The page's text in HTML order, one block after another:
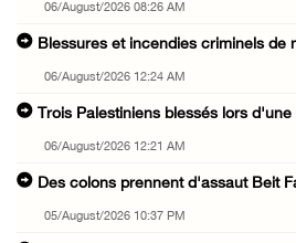
06/August/2026 08:26 AM
Blessures et incendies criminels de
06/August/2026 12:24 AM
Trois Palestiniens blessés lors
06/August/2026 12:21 AM
Des colons prennent d'assaut Beit
05/August/2026 10:37 PM